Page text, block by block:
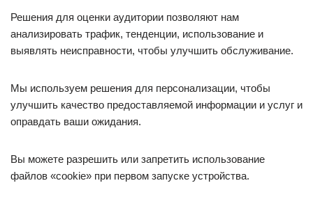
Решения для оценки аудитории позволяют нам
анализировать трафик, тенденции, использование и
выявлять неисправности, чтобы улучшить обслуживание.
Мы используем решения для персонализации, чтобы
улучшить качество предоставляемой информации и услуг и
оправдать ваши ожидания.
Вы можете разрешить или запретить использование
файлов «cookie» при первом запуске устройства.